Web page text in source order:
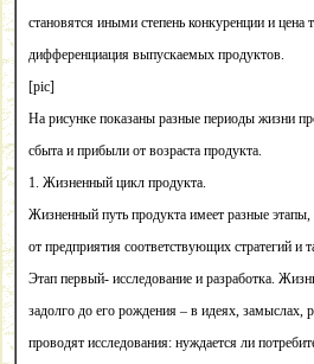
становятся иными степень конкуренции и цена
дифференциация выпускаемых продуктов.
[pic]
На рисунке показаны разные периоды жизни
сбыта и прибыли от возраста продукта.
1. Жизненный цикл продукта.
Жизненный путь продукта имеет разные
от предприятия соответствующих стратегий и
Этап первый- исследование и разработка.
задолго до его рождения – в идеях, замыслах,
проводят исследования: нуждается ли